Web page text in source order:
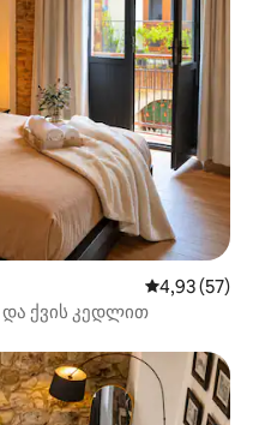
საშუალო
4,93 (57)
და ქვის კედლით